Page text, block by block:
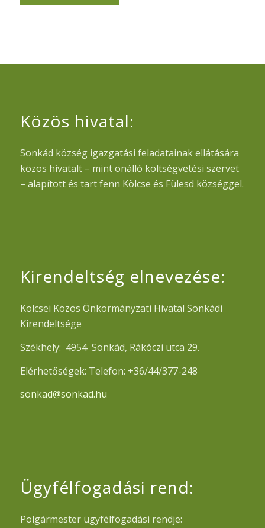
Közös hivatal:
Sonkád község igazgatási feladatainak ellátására
közös hivatalt – mint önálló költségvetési szervet
– alapított és tart fenn Kölcse és Fülesd községgel.
Kirendeltség elnevezése:
Kölcsei Közös Önkormányzati Hivatal Sonkádi
Kirendeltsége
Székhely: 4954 Sonkád, Rákóczi utca 29.
Elérhetőségek: Telefon: +36/44/377-248
sonkad@sonkad.hu
Ügyfélfogadási rend:
Polgármester ügyfélfogadási rendje: